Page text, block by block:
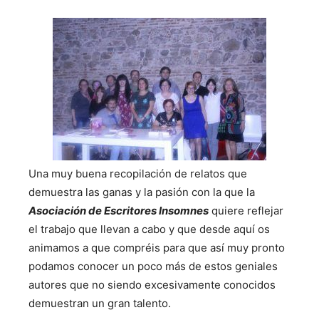
Una muy buena recopilación de relatos que
demuestra las ganas y la pasión con la que la
Asociación de Escritores Insomnes quiere reflejar
el trabajo que llevan a cabo y que desde aquí os
animamos a que compréis para que así muy pronto
podamos conocer un poco más de estos geniales
autores que no siendo excesivamente conocidos
demuestran un gran talento.